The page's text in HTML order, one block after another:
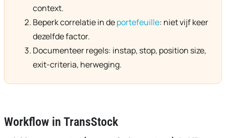
context.
Beperk correlatie in deportefeuille: niet vijf keer
dezelfde factor.
Documenteer regels: instap, stop, position size,
exit-criteria, herweging.
Workflow in TransStock